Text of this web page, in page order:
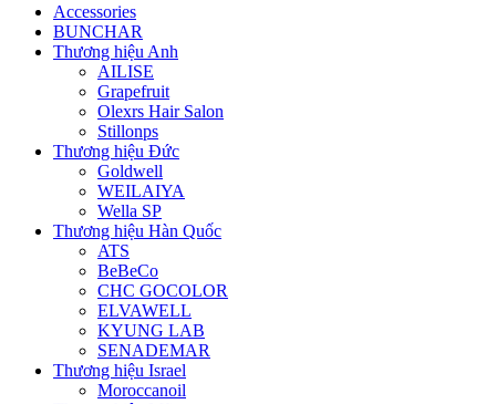
Accessories
BUNCHAR
Thương hiệu Anh
AILISE
Grapefruit
Olexrs Hair Salon
Stillonps
Thương hiệu Đức
Goldwell
WEILAIYA
Wella SP
Thương hiệu Hàn Quốc
ATS
BeBeCo
CHC GOCOLOR
ELVAWELL
KYUNG LAB
SENADEMAR
Thương hiệu Israel
Moroccanoil